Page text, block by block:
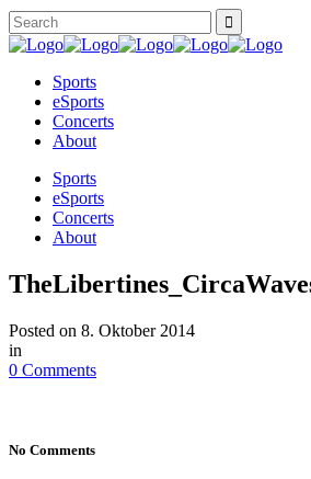
Sports
eSports
Concerts
About
Sports
eSports
Concerts
About
Posted on 8. Oktober 2014
in
0 Comments
No Comments